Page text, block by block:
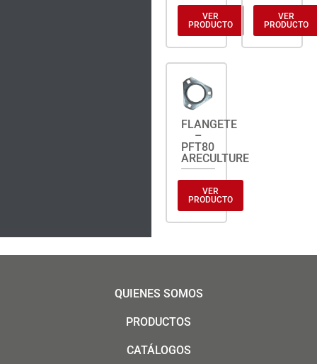
VER
PRODUCTO
VER
PRODUCTO
FLANGETE
–
PFT80
ARECULTURE
VER
PRODUCTO
QUIENES SOMOS
PRODUCTOS
CATÁLOGOS